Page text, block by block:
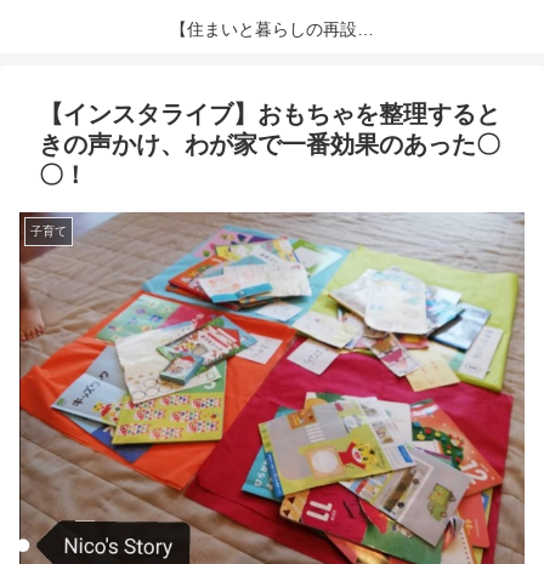
【住まいと暮らしの再設計
【インスタライブ】おもちゃを整理すると
きの声かけ、わが家で一番効果のあった〇
〇！
子育て